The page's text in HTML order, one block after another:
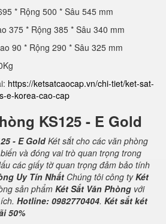
* Rộng 500 * Sâu 545 mm
375 * Rộng 385 * Sâu 340 mm
90 * Rộng 290 * Sâu 325 mm
https://ketsatcaocap.vn/chi-tiet/ket-sat-
e-korea-cao-cap
KS125 - E Gold
- E GoldKét sắt cho các văn phòng
và đóng vai trò quan trọng trong
các giấy tờ quan trọng đảm bảo tính
Uy Tín Nhất Chúng tôi công tyKét
sản phẩm Két Sắt Văn Phòng với
Hotline: 0982770404. Két sắt két
50%